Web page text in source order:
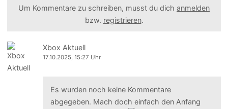
Um Kommentare zu schreiben, musst du dich anmelden
bzw. registrieren.
Xbox Aktuell
17.10.2025, 15:27 Uhr
Es wurden noch keine Kommentare
abgegeben. Mach doch einfach den Anfang